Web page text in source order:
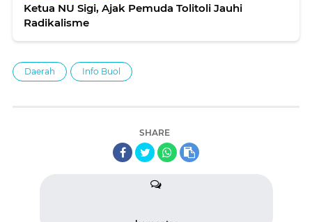
Ketua NU Sigi, Ajak Pemuda Tolitoli Jauhi
Radikalisme
Daerah Info Buol
SHARE